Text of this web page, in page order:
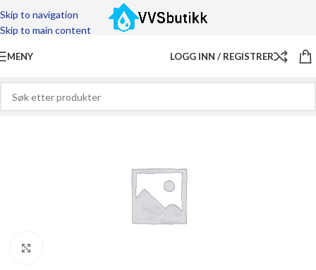
Skip to navigation
Skip to main content
MENY LOGG INN / REGISTRER